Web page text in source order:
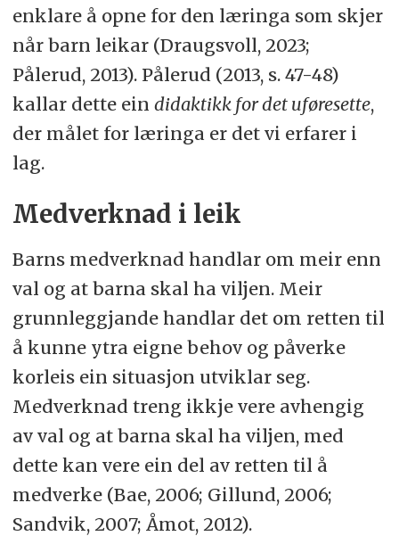
enklare å opne for den læringa som skjer
når barn leikar (Draugsvoll, 2023;
Pålerud, 2013). Pålerud (2013, s. 47-48)
kallar dette ein didaktikk for det uføresette,
der målet for læringa er det vi erfarer i
lag.
Medverknad i leik
Barns medverknad handlar om meir enn
val og at barna skal ha viljen. Meir
grunnleggjande handlar det om retten til
å kunne ytra eigne behov og påverke
korleis ein situasjon utviklar seg.
Medverknad treng ikkje vere avhengig
av val og at barna skal ha viljen, med
dette kan vere ein del av retten til å
medverke (Bae, 2006; Gillund, 2006;
Sandvik, 2007; Åmot, 2012).